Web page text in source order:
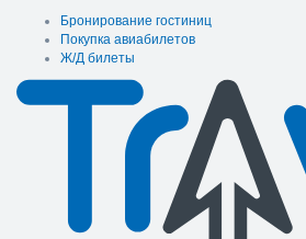
Бронирование гостиниц
Покупка авиабилетов
Ж/Д билеты